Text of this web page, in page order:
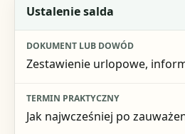
Etap
Dokument lub dowód
Ryzyko przy braku działania
Ustalenie salda
Zestawienie urlopowe,
Jak najwcześniej po